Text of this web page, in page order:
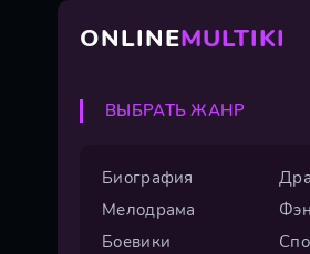
ONLINEMULTIKI
ВЫБРАТЬ ЖАНР
Биография
Мелодрама
Боевики